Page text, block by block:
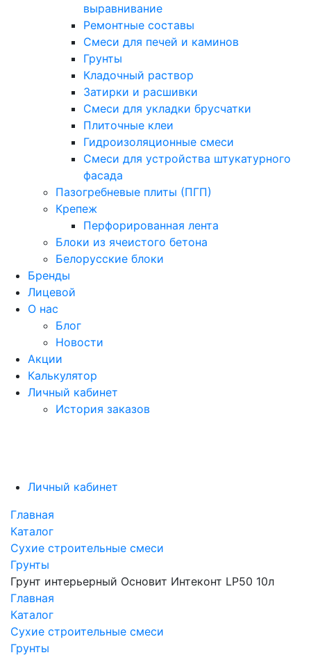
выравнивание
Ремонтные составы
Смеси для печей и каминов
Грунты
Кладочный раствор
Затирки и расшивки
Смеси для укладки брусчатки
Плиточные клеи
Гидроизоляционные смеси
Смеси для устройства штукатурного
фасада
Пазогребневые плиты (ПГП)
Крепеж
Перфорированная лента
Блоки из ячеистого бетона
Белорусские блоки
Бренды
Лицевой
О нас
Блог
Новости
Акции
Калькулятор
Личный кабинет
История заказов
Личный кабинет
Главная
Каталог
Сухие строительные смеси
Грунты
Грунт интерьерный Основит Интеконт LP50 10л
Главная
Каталог
Сухие строительные смеси
Грунты